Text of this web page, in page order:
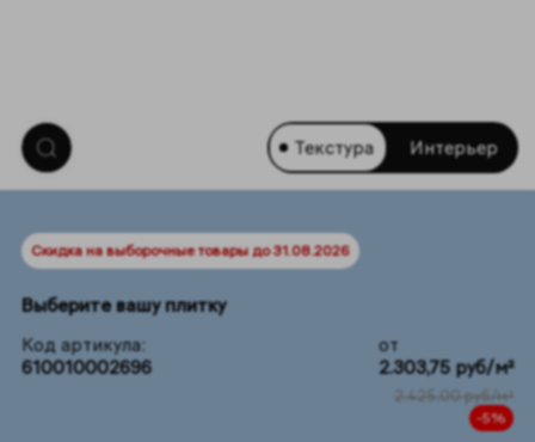
Текстура Интерьер
Скидка на выборочные товары до 31.08.2026
Выберите вашу плитку
Код артикула:
610010002696
от
2.303,75 руб/м²
2.425,00 руб/м²
-5%